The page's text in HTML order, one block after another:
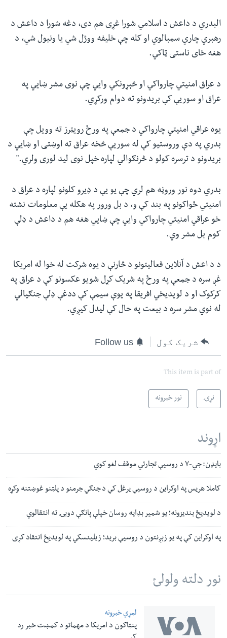
البدري د داعش د اسلامي شورا غړی هم دی، دغه شورا د داعش د
رهبري چاري سمبالوي او کله چې خلیفه ووژل شي یا ونیول شي، د
هغه ځای ناستی ټاکي.
د عراق امنیتي چارواکي او څېړونکي وايي چې نوی مشر ښايي په
عراق او سوریې کې بریدونو ته دوام ورکړي.
یوه عراقي امنیتي چارواکي د جمعې په ورځ رویټرز ته وویل چې
بدري په دې وروستیو کې له سوریې څخه عراق ته اوښتی او ښايي د
بریدونو د ترسره کولو د څرنګوالي لپاره خپل نوی لید لوری ولري."
بدري دوه نور وروڼه هم لري چې یو یې د ډیرو کلونو لپاره د عراق د
امنیتي ځواکونو په بند کې و، د بل ورور په هکله یې معلومات نشته
خو عراقي امنیتي چارواکي وايي چې ښايي هغه هم د داعش د ډلې
کوم بل مشر وي.
د د اعش د آنلاین فعالیتونو د څارنې د یوه شرکت له خوا له امریکا
غږ سره د جمعې په ورځ په شریک کړل شویو عکسونو کې د عراق په
کرکوک او د لویدیځي افریقا په یوې سیمې کې ددغې ډلې جنګیالي
له نوي مشر سره د بیعت په حال کې لیدل کیږي.
شریک کول Follow us
This item is part of
نړۍ نور خبرونه
اړوند
بایډن: جي-۷ د روسیې تجارتي موقف لغو کوي
کاملا هریس په اوکراین د روسیې یرغل کې د جنګي جرمنو د پلټنو غوښتنه وکړه
د لویدیځ بندیزونه؛ یو شمیر بډایه روسان خپلې پانګې دوبۍ ته انتقالوي
په اوکراین کې په یو زېږنتون د روسیې برید؛ زیلینسکي په لویدیځ انتقاد کړی
نور دلته ولولئ
لمړي خبرونه
پنټاګون د امریکا د مهماتو د کمښت خبر رد